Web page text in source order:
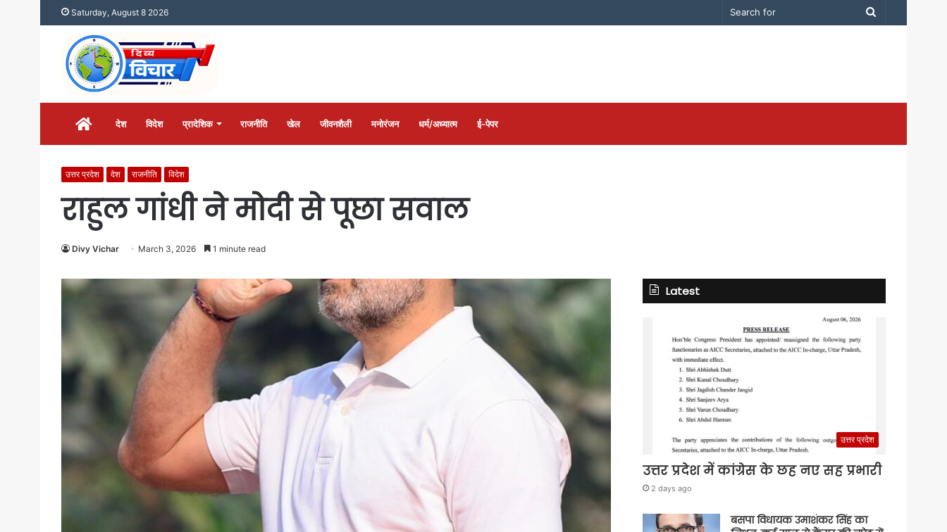
Saturday, August 8 2026
Search
होम देश विदेश प्रादेशिक राजनीति खेल जीवनशैली मनोरंजन धर्म/अध्यात्म ई-पेपर
उत्तर प्रदेश देश राजनीति विदेश
राहुल गांधी ने मोदी से पूछा सवाल
Divy Vichar March 3, 2026 1 minute read
Latest
उत्तर प्रदेश
उत्तर प्रदेश में कांग्रेस के छह नए सह प्रभारी
2 days ago
बसपा विधायक उमाशंकर सिंह का